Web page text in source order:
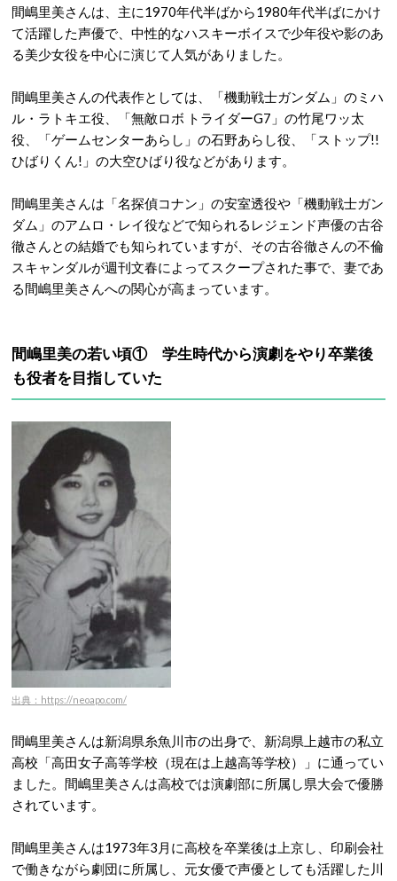
間嶋里美さんは、主に1970年代半ばから1980年代半ばにかけ
て活躍した声優で、中性的なハスキーボイスで少年役や影のあ
る美少女役を中心に演じて人気がありました。
間嶋里美さんの代表作としては、「機動戦士ガンダム」のミハ
ル・ラトキエ役、「無敵ロボ トライダーG7」の竹尾ワッ太
役、「ゲームセンターあらし」の石野あらし役、「ストップ!!
ひばりくん!」の大空ひばり役などがあります。
間嶋里美さんは「名探偵コナン」の安室透役や「機動戦士ガン
ダム」のアムロ・レイ役などで知られるレジェンド声優の古谷
徹さんとの結婚でも知られていますが、その古谷徹さんの不倫
スキャンダルが週刊文春によってスクープされた事で、妻であ
る間嶋里美さんへの関心が高まっています。
間嶋里美の若い頃① 学生時代から演劇をやり卒業後
も役者を目指していた
出典：https://neoapo.com/
間嶋里美さんは新潟県糸魚川市の出身で、新潟県上越市の私立
高校「高田女子高等学校（現在は上越高等学校）」に通ってい
ました。間嶋里美さんは高校では演劇部に所属し県大会で優勝
されています。
間嶋里美さんは1973年3月に高校を卒業後は上京し、印刷会社
で働きながら劇団に所属し、元女優で声優としても活躍した川